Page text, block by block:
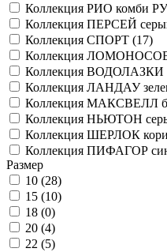
Коллекция РИО комби
Коллекция ПЕРСЕЙ
Коллекция СПОРТ (17)
Коллекция ЛОМОНОСОВ
Коллекция ВОДОЛАЗКИ
Коллекция ЛАНДАУ
Коллекция МАКСВЕЛЛ
Коллекция НЬЮТОН
Коллекция ШЕРЛОК
Коллекция ПИФАГОР
Размер
10 (28)
15 (10)
18 (0)
20 (4)
22 (5)